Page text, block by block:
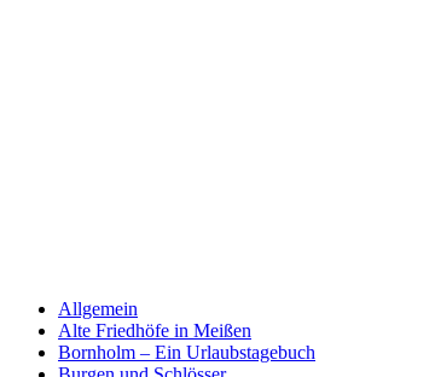
Allgemein
Alte Friedhöfe in Meißen
Bornholm – Ein Urlaubstagebuch